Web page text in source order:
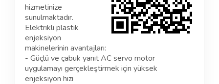
hizmetinize
sunulmaktadır.
Elektrikli plastik
enjeksiyon
makinelerinin avantajları:
- Güçlü ve çabuk yanıt AC servo motor
uygulamayı gerçekleştirmek için yüksek
enjeksiyon hızı